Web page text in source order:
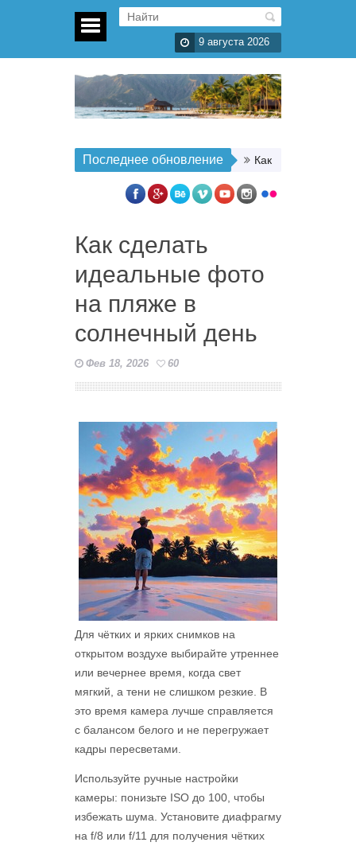
9 августа 2026
Последнее обновление Как организовать
Как сделать
идеальные фото
на пляже в
солнечный день
Фев 18, 2026 60
Для чётких и ярких снимков на
открытом воздухе выбирайте утреннее
или вечернее время, когда свет
мягкий, а тени не слишком резкие. В
это время камера лучше справляется
с балансом белого и не перегружает
кадры пересветами.
Используйте ручные настройки
камеры: понизьте ISO до 100, чтобы
избежать шума. Установите диафрагму
на f/8 или f/11 для получения чётких